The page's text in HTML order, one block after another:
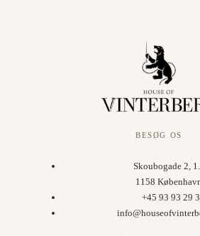
BESØG OS
Skoubogade 2,
1158
+45 93 93 29